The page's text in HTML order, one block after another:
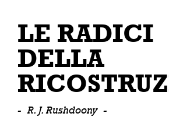
LE RADICI
DELLA
- R. J. Rushdoony -